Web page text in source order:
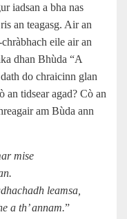
iadsan a bha nas
an teagasg. Air an
eile air an
dhan Bhùda “A
do chraicinn glan
an tidsear agad? Cò an
am Bùda ann
mise
leamsa,
a th’ annam.”